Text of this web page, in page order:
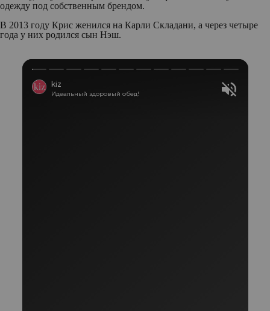
одежду под собственным брендом.
В 2013 году Крис женился на Карли Складани, а через четыре
года у них родился сын Нэш.